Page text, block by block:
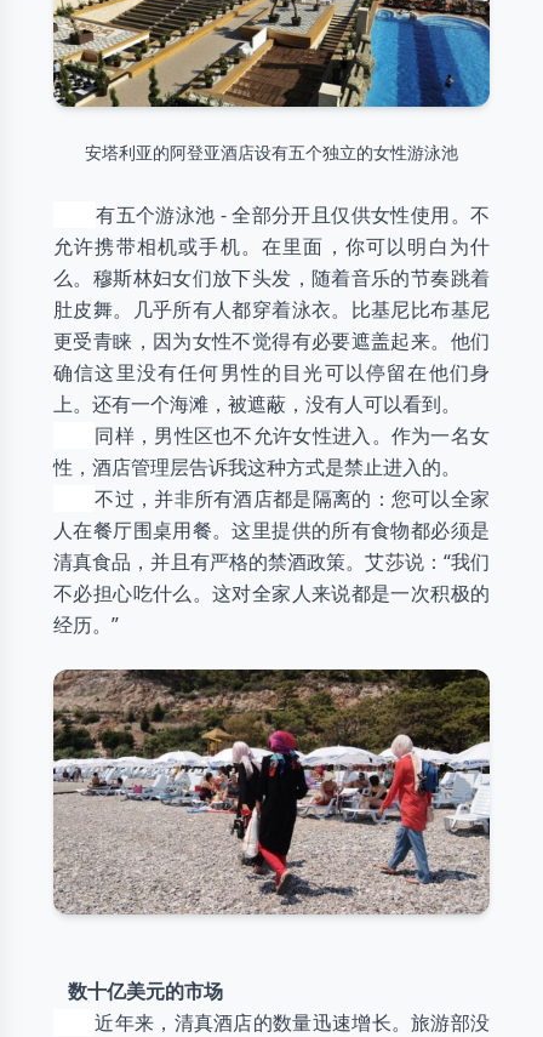
安塔利亚的阿登亚酒店设有五个独立的女性游泳池
有五个游泳池 - 全部分开且仅供女性使用。不
允许携带相机或手机。在里面，你可以明白为什
么。穆斯林妇女们放下头发，随着音乐的节奏跳着
肚皮舞。几乎所有人都穿着泳衣。比基尼比布基尼
更受青睐，因为女性不觉得有必要遮盖起来。他们
确信这里没有任何男性的目光可以停留在他们身
上。还有一个海滩，被遮蔽，没有人可以看到。
同样，男性区也不允许女性进入。作为一名女
性，酒店管理层告诉我这种方式是禁止进入的。
不过，并非所有酒店都是隔离的：您可以全家
人在餐厅围桌用餐。这里提供的所有食物都必须是
清真食品，并且有严格的禁酒政策。艾莎说：“我们
不必担心吃什么。这对全家人来说都是一次积极的
经历。”
数十亿美元的市场
近年来，清真酒店的数量迅速增长。旅游部没